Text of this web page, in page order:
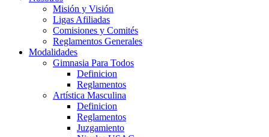
Misión y Visión
Ligas Afiliadas
Comisiones y Comités
Reglamentos Generales
Modalidades
Gimnasia Para Todos
Definicion
Reglamentos
Artística Masculina
Definicion
Reglamentos
Juzgamiento